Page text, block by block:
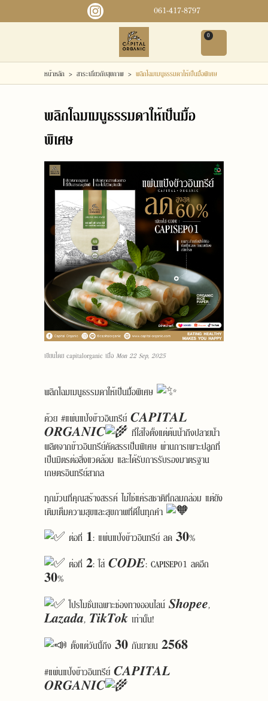
สมัครสมาชิก
แจ้งชำระเงิน
061-417-8797
0
หน้าหลัก > สาระเกี่ยวกับสุขภาพ > พลิกโฉมเมนูธรรมดาให้เป็นมื้อพิเศษ
พลิกโฉมเมนูธรรมดาให้เป็นมื้อ
พิเศษ
เขียนโดย capitalorganic เมื่อ Mon 22 Sep, 2025
พลิกโฉมเมนูธรรมดาให้เป็นมื้อพิเศษ
ด้วย #แผ่นแป้งข้าวอินทรีย์ 𝑪𝑨𝑷𝑰𝑻𝑨𝑳
𝑶𝑹𝑮𝑨𝑵𝑰𝑪
ที่ใส่ใจตั้งแต่ต้นน้ำถึงปลายน้ำ
ผลิตจากข้าวอินทรีย์คัดสรรเป็นพิเศษ ผ่านการเพาะปลูกที่
เป็นมิตรต่อสิ่งแวดล้อม และได้รับการรับรองมาตรฐาน
เกษตรอินทรีย์สากล
ทุกม้วนที่คุณสร้างสรรค์ ไม่ใช่แค่รสชาติที่กลมกล่อม แต่ยัง
เติมเต็มความสุขและสุขภาพที่ดีในทุกคำ
ต่อที่ 𝟏: แผ่นแป้งข้าวอินทรีย์ ลด 𝟑𝟎%
ต่อที่ 𝟐: ใส่ 𝑪𝑶𝑫𝑬: CAPISEP01 ลดอีก
𝟑𝟎%
โปรโมชั่นเฉพาะช่องทางออนไลน์ 𝑺𝒉𝒐𝒑𝒆𝒆,
𝑳𝒂𝒛𝒂𝒅𝒂, 𝑻𝒊𝒌𝑻𝒐𝒌 เท่านั้น!
ตั้งแต่วันนี้ถึง 𝟑𝟎 กันยายน 𝟐𝟓𝟔𝟖
#แผ่นแป้งข้าวอินทรีย์ 𝑪𝑨𝑷𝑰𝑻𝑨𝑳
𝑶𝑹𝑮𝑨𝑵𝑰𝑪